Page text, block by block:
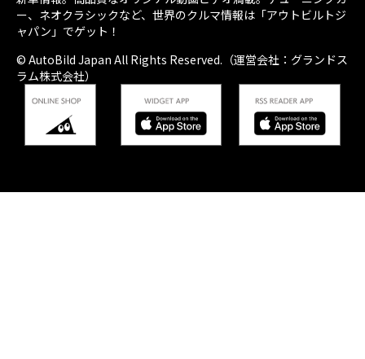
ー、ネオクラシックなど、世界のクルマ情報は「アウトビルトジ
ャパン」でゲット！
© AutoBild Japan All Rights Reserved.（運営会社：グランドス
ラム株式会社）